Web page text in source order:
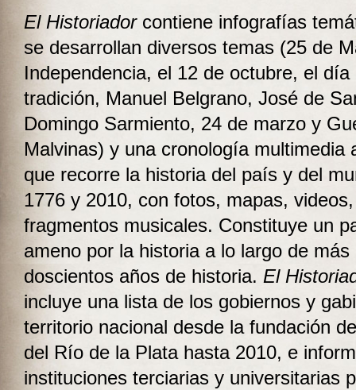
El Historiadorcontiene infografías
se desarrollan diversos temas (25 de
Independencia, el 12 de octubre, el día
tradición, Manuel Belgrano, José de
Domingo Sarmiento, 24 de marzo y
Malvinas) y una cronología multimedia
que recorre la historia del país y del
1776 y 2010, con fotos, mapas,
fragmentos musicales. Constituye un
ameno por la historia a lo largo de más
doscientos años de historia. El
incluye una lista de los gobiernos y
territorio nacional desde la fundación
del Río de la Plata hasta 2010, e
instituciones terciarias y universitarias